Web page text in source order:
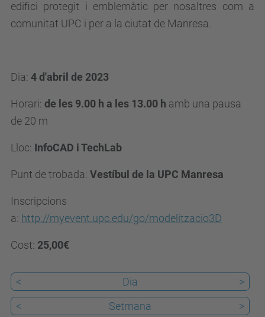
c
.
u
/
c
/
e
d
e
n
i
m
edifici protegit i emblemàtic per nosaltres com a
comunitat UPC i per a la ciutat de Manresa.
Dia: 4 d'abril de 2023
Horari: de les 9.00 h a les 13.00 h amb una pausa
de 20 m
Lloc: InfoCAD i TechLab
Punt de trobada: Vestíbul de la UPC Manresa
Inscripcions
a: http://myevent.upc.edu/go/modelitzacio3D
Cost: 25,00€
< Dia
>
<
Setmana
>